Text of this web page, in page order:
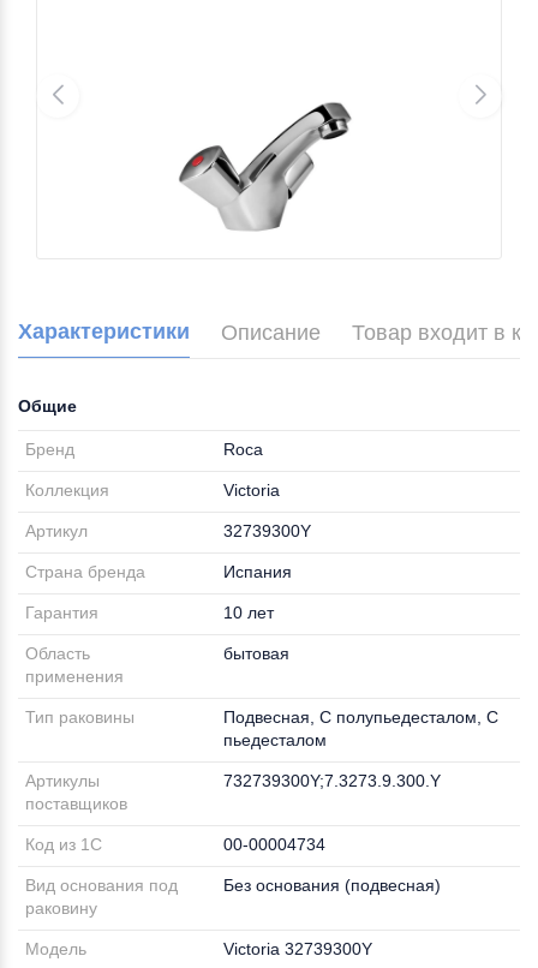
Характеристики Описание Товар входит в
Общие
Бренд Roca
Коллекция Victoria
Артикул 32739300Y
Страна бренда Испания
Гарантия 10 лет
Область
применения
бытовая
Тип раковины
Подвесная, С полупьедесталом, С
пьедесталом
Артикулы
поставщиков
732739300Y;7.3273.9.300.Y
Код из 1С 00-00004734
Вид основания под
раковину
Без основания (подвесная)
Модель Victoria 32739300Y